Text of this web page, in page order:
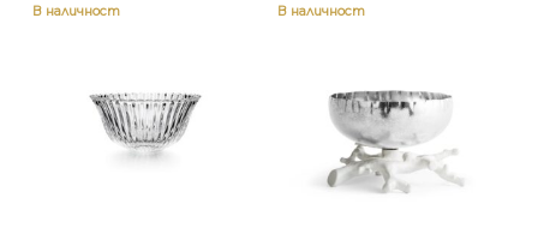
В наличност В наличност